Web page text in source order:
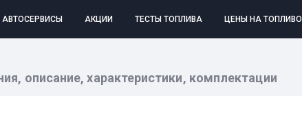
АВТОСЕРВИСЫ АКЦИИ ТЕСТЫ ТОПЛИВА ЦЕНЫ НА ТОПЛИВО
описание, характеристики, комплектации